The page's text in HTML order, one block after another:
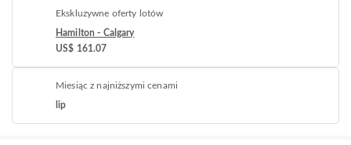
Ekskluzywne oferty lotów
Hamilton - Calgary
US$ 161.07
Miesiąc z najniższymi cenami
lip